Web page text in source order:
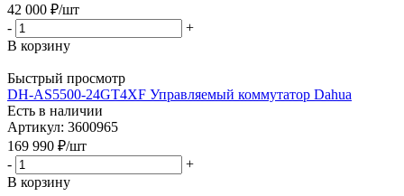
42 000 ₽/шт
-
+
В корзину
Быстрый просмотр
DH-AS5500-24GT4XF Управляемый коммутатор Dahua
Есть в наличии
Артикул: 3600965
169 990 ₽/шт
-
+
В корзину